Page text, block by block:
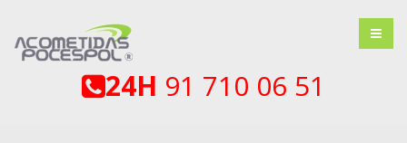
24H 91 710 06 51